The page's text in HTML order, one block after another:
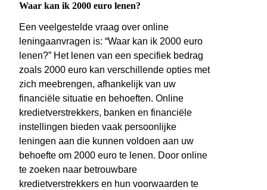
Waar kan ik 2000 euro lenen?
Een veelgestelde vraag over online
leningaanvragen is: “Waar kan ik 2000 euro
lenen?” Het lenen van een specifiek bedrag
zoals 2000 euro kan verschillende opties met
zich meebrengen, afhankelijk van uw
financiële situatie en behoeften. Online
kredietverstrekkers, banken en financiële
instellingen bieden vaak persoonlijke
leningen aan die kunnen voldoen aan uw
behoefte om 2000 euro te lenen. Door online
te zoeken naar betrouwbare
kredietverstrekkers en hun voorwaarden te